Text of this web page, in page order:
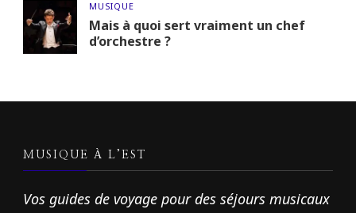
MUSIQUE
Mais à quoi sert vraiment un chef
d’orchestre ?
MUSIQUE À L’EST
Vos guides de voyage pour des séjours musicaux